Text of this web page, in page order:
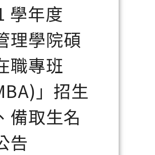
學年度
理學院碩
職專班
」招生
備取生名
告